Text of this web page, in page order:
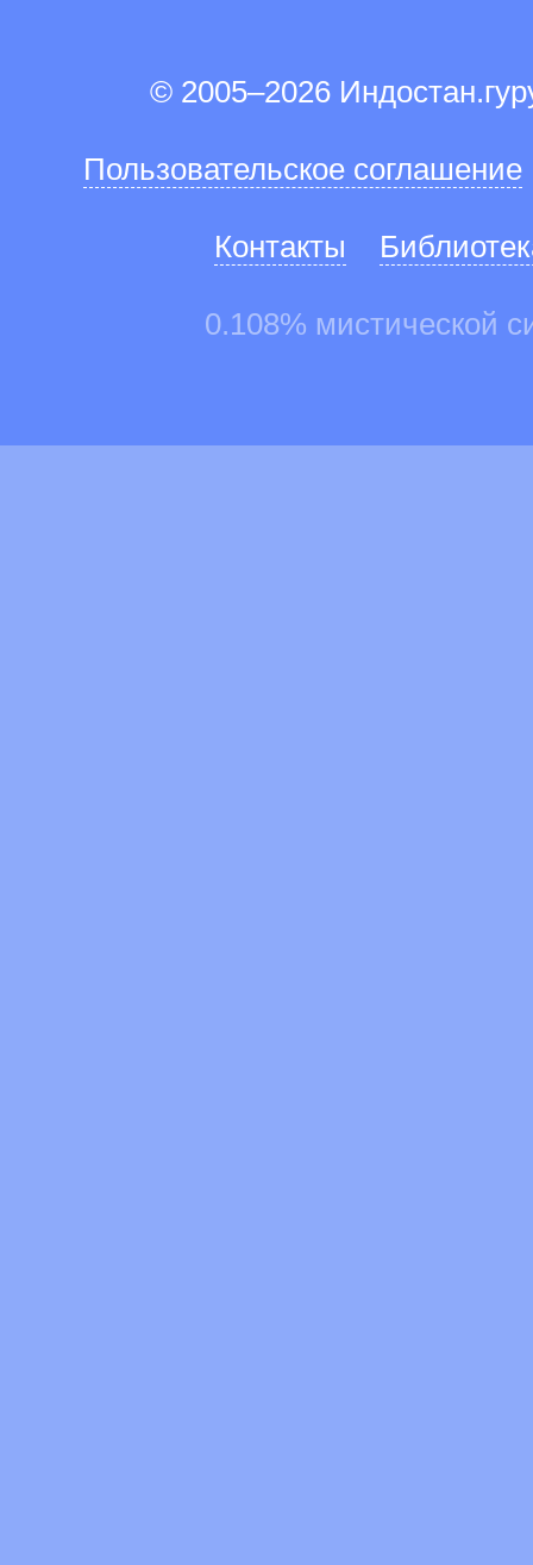
© 2005–2026
Пользовательское соглашение
Контакты
0.108% мистической